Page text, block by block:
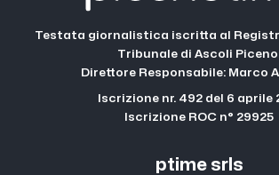
Testata giornalistica iscritta al
Tribunale di Ascoli
Direttore Responsabile: Marco
Iscrizione nr. 492 del 6 aprile
Iscrizione ROC n° 29925
ptime srls